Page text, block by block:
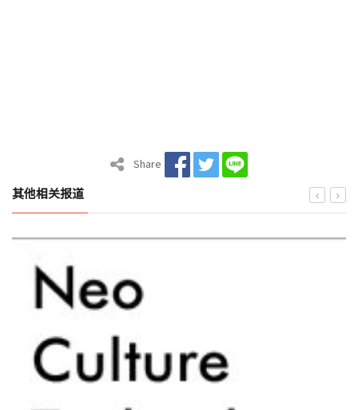
Share
其他相关报道